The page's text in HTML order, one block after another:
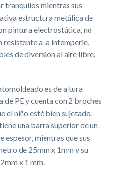
tranquilos mientras sus
estructura metálica de
pintura electrostática, no
resistente a la intemperie,
de diversión al aire libre.
es de altura
de PE y cuenta con 2 broches
el niño esté bien sujetado.
una barra superior de un
espesor, mientras que sus
de 25mm x 1mm y su
x 1 mm.